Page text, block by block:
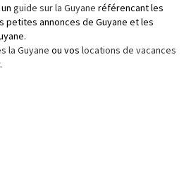
guide sur la Guyane référencant les
petites annonces de Guyane et les
la Guyane ou vos locations de vacances